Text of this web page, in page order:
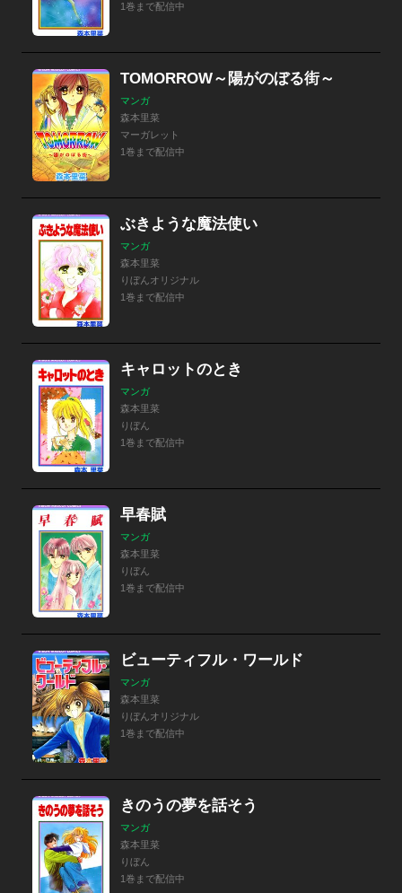
1巻まで配信中
TOMORROW～陽がのぼる街～
マンガ
森本里菜
マーガレット
1巻まで配信中
ぶきような魔法使い
マンガ
森本里菜
りぼんオリジナル
1巻まで配信中
キャロットのとき
マンガ
森本里菜
りぼん
1巻まで配信中
早春賦
マンガ
森本里菜
りぼん
1巻まで配信中
ビューティフル・ワールド
マンガ
森本里菜
りぼんオリジナル
1巻まで配信中
きのうの夢を話そう
マンガ
森本里菜
りぼん
1巻まで配信中